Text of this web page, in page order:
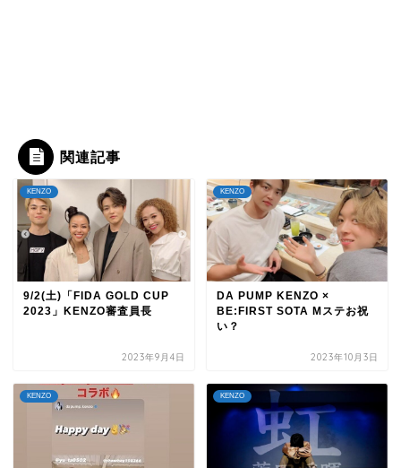
関連記事
KENZO
9/2(土)「FIDA GOLD CUP
2023」KENZO審査員長
2023年9月4日
KENZO
DA PUMP KENZO ×
BE:FIRST SOTA Mステお祝
い？
2023年10月3日
KENZO KENZO